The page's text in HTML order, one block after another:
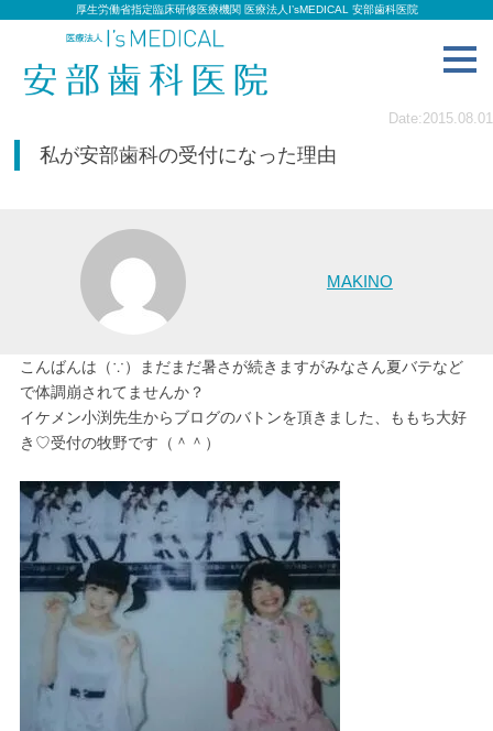
厚生労働省指定臨床研修医療機関 医療法人I’sMEDICAL 安部歯科医院
Date:2015.08.01
私が安部歯科の受付になった理由
MAKINO
こんばんは（∵）まだまだ暑さが続きますがみなさん夏バテなど
で体調崩されてませんか？
イケメン小渕先生からブログのバトンを頂きました、ももち大好
き♡受付の牧野です（＾＾）